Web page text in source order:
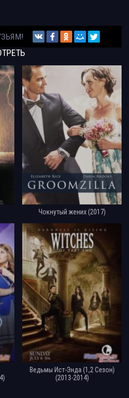
Чокнутый жених (2017)
Ведьмы Ист-Энда (1,2 Сезон)
(2013-2014)